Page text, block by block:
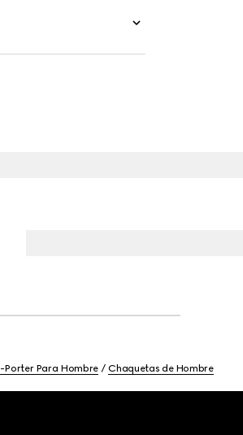
Porter Para Hombre Chaquetas de Hombre